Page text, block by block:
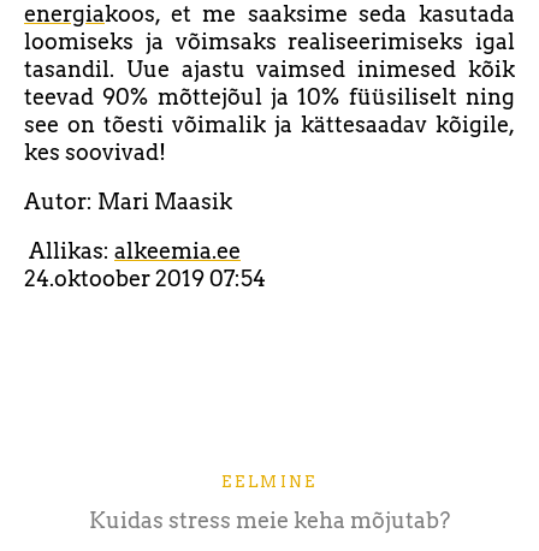
energiakoos, et me saaksime seda kasutada
loomiseks ja võimsaks realiseerimiseks igal
tasandil. Uue ajastu vaimsed inimesed kõik
teevad 90% mõttejõul ja 10% füüsiliselt ning
see on tõesti võimalik ja kättesaadav kõigile,
kes soovivad!
Autor: Mari Maasik
Allikas: alkeemia.ee
24.oktoober 2019 07:54
EELMINE
Kuidas stress meie keha mõjutab?